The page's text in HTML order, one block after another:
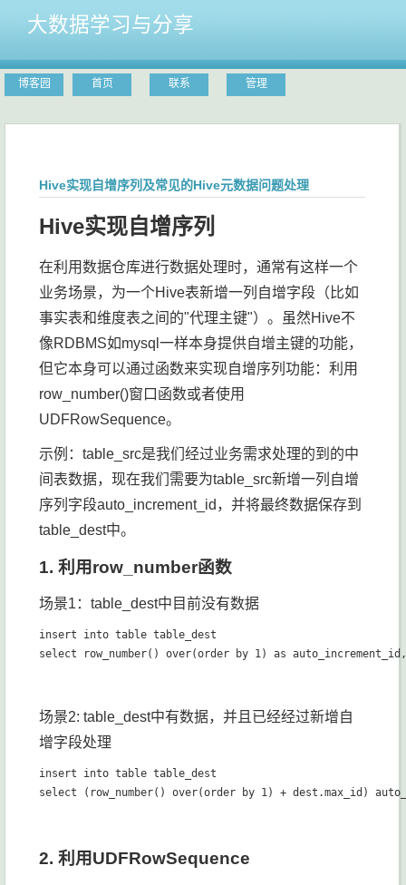
大数据学习与分享
博客园 首页 联系 管理
Hive实现自增序列及常见的Hive元数据问题处理
Hive实现自增序列
在利用数据仓库进行数据处理时，通常有这样一个
业务场景，为一个Hive表新增一列自增字段（比如
事实表和维度表之间的"代理主键"）。虽然Hive不
像RDBMS如mysql一样本身提供自增主键的功能，
但它本身可以通过函数来实现自增序列功能：利用
row_number()窗口函数或者使用
UDFRowSequence。
示例：table_src是我们经过业务需求处理的到的中
间表数据，现在我们需要为table_src新增一列自增
序列字段auto_increment_id，并将最终数据保存到
table_dest中。
1. 利用row_number函数
场景1：table_dest中目前没有数据
insert into table table_dest
场景2: table_dest中有数据，并且已经经过新增自
增字段处理
insert into table table_dest
2. 利用UDFRowSequence